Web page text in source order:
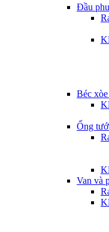
Đầu
Béc
Ống
Van và